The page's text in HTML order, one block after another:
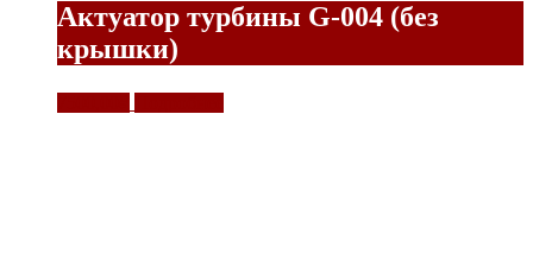
Актуатор турбины G-004 (без
крышки)